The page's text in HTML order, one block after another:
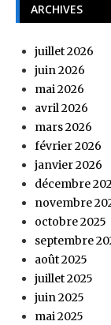
ARCHIVES
juillet 2026
juin 2026
mai 2026
avril 2026
mars 2026
février 2026
janvier 2026
décembre
novembre
octobre 2025
septembre
août 2025
juillet 2025
juin 2025
mai 2025